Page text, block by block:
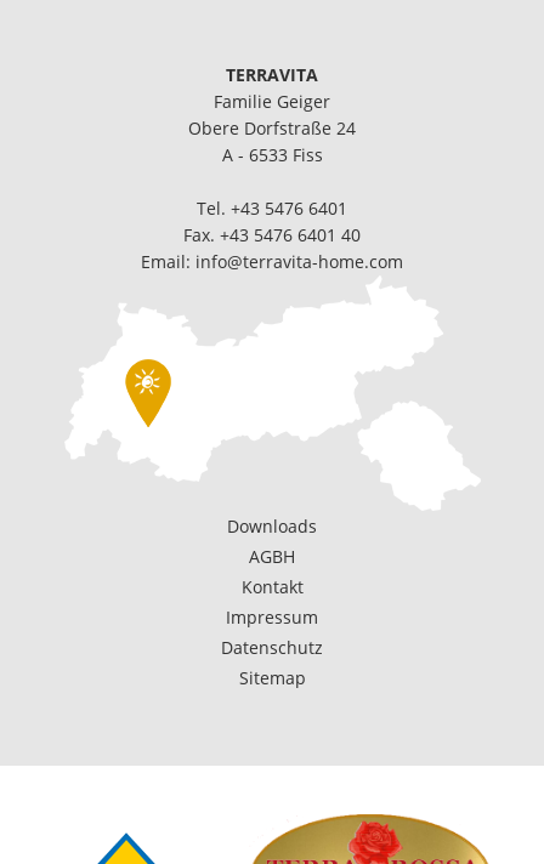
TERRAVITA
Familie Geiger
Obere Dorfstraße 24
A - 6533 Fiss
Tel. +43 5476 6401
Fax. +43 5476 6401 40
Email: info@terravita-home.com
Downloads
AGBH
Kontakt
Impressum
Datenschutz
Sitemap